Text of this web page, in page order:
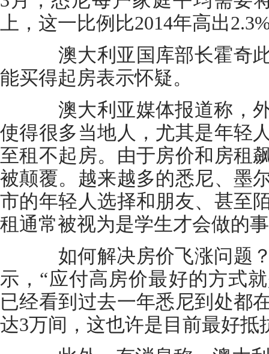
上，这一比例比2014年高出
澳大利亚国库部长霍奇此
能买得起房表示怀疑。
澳大利亚媒体报道称，外
使得很多当地人，尤其是年轻
至租不起房。由于房价和房租
被颠覆。越来越多的悉尼、墨
市的年轻人选择和朋友、甚至
租通常被视为是学生才会做的
如何解决房价飞涨问题？
示，“应付高房价最好的方式
已经看到过去一年悉尼到处都
达3万间，这也许是目前最好抵